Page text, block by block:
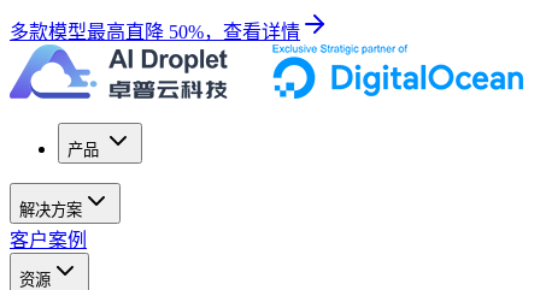
多款模型最高直降 50%，查看详情
产品
解决方案
客户案例
资源